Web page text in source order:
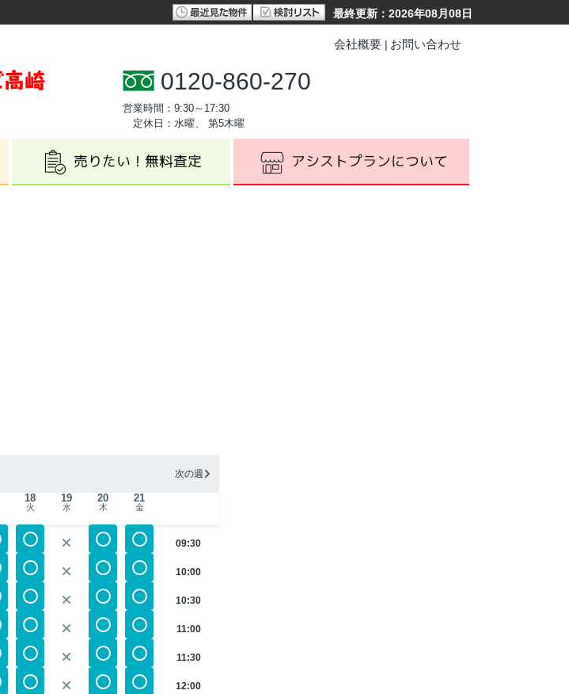
最終更新：2026年08月08日
会社概要 お問い合わせ
0120-860-270
営業時間：9:30～17:30
定休日：水曜、 第5木曜
次の週
18
火
19
水
20
木
21
金
09:30
10:00
10:30
11:00
11:30
12:00